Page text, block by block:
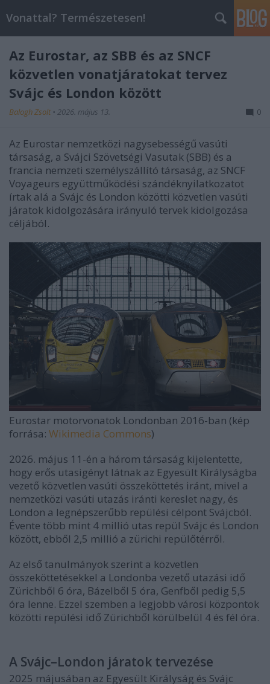
Vonattal? Természetesen!
Az Eurostar, az SBB és az SNCF
közvetlen vonatjáratokat tervez
Svájc és London között
Balogh Zsolt • 2026. május 13. 0
Az Eurostar nemzetközi nagysebességű vasúti
társaság, a Svájci Szövetségi Vasutak (SBB) és a
francia nemzeti személyszállító társaság, az SNCF
Voyageurs együttműködési szándéknyilatkozatot
írtak alá a Svájc és London közötti közvetlen vasúti
járatok kidolgozására irányuló tervek kidolgozása
céljából.
Eurostar motorvonatok Londonban 2016-ban (kép
forrása: Wikimedia Commons)
2026. május 11-én a három társaság kijelentette,
hogy erős utasigényt látnak az Egyesült Királyságba
vezető közvetlen vasúti összeköttetés iránt, mivel a
nemzetközi vasúti utazás iránti kereslet nagy, és
London a legnépszerűbb repülési célpont Svájcból.
Évente több mint 4 millió utas repül Svájc és London
között, ebből 2,5 millió a zürichi repülőtérről.
Az első tanulmányok szerint a közvetlen
összeköttetésekkel a Londonba vezető utazási idő
Zürichből 6 óra, Bázelből 5 óra, Genfből pedig 5,5
óra lenne. Ezzel szemben a legjobb városi központok
közötti repülési idő Zürichből körülbelül 4 és fél óra.
A Svájc–London járatok tervezése
2025 májusában az Egyesült Királyság és Svájc